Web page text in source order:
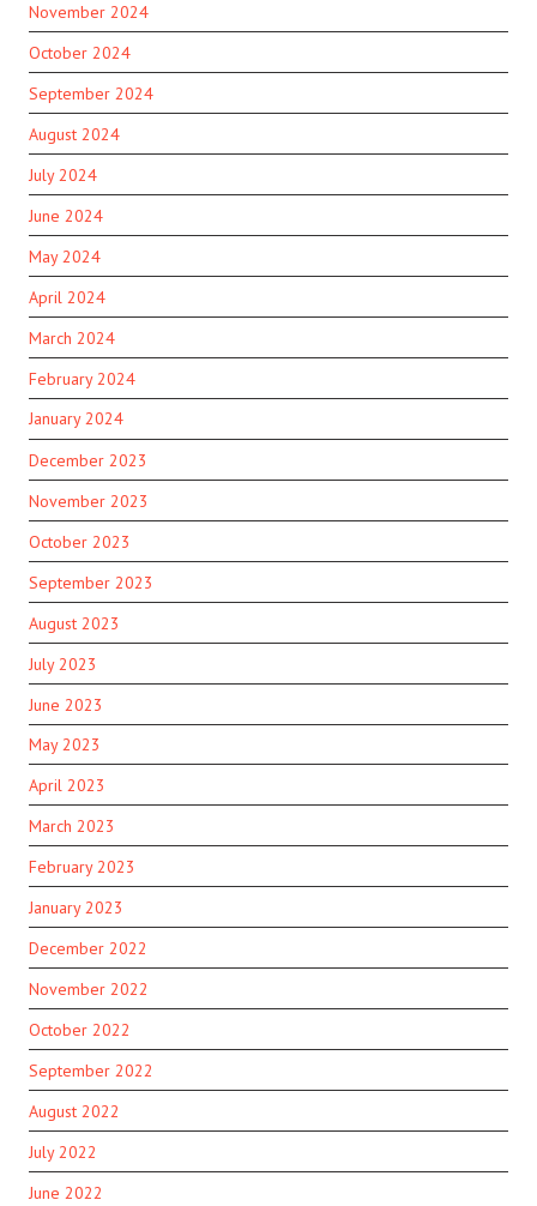
November 2024
October 2024
September 2024
August 2024
July 2024
June 2024
May 2024
April 2024
March 2024
February 2024
January 2024
December 2023
November 2023
October 2023
September 2023
August 2023
July 2023
June 2023
May 2023
April 2023
March 2023
February 2023
January 2023
December 2022
November 2022
October 2022
September 2022
August 2022
July 2022
June 2022